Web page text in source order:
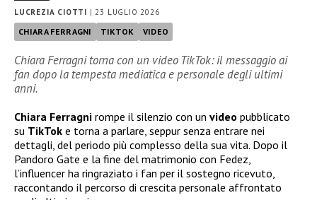
LUCREZIA CIOTTI |23 LUGLIO 2026
CHIARA FERRAGNI TIKTOK VIDEO
Chiara Ferragni torna con un video TikTok: il messaggio ai
fan dopo la tempesta mediatica e personale degli ultimi
anni.
Chiara Ferragni rompe il silenzio con un video pubblicato
su TikTok e torna a parlare, seppur senza entrare nei
dettagli, del periodo più complesso della sua vita. Dopo il
Pandoro Gate e la fine del matrimonio con Fedez,
l’influencer ha ringraziato i fan per il sostegno ricevuto,
raccontando il percorso di crescita personale affrontato